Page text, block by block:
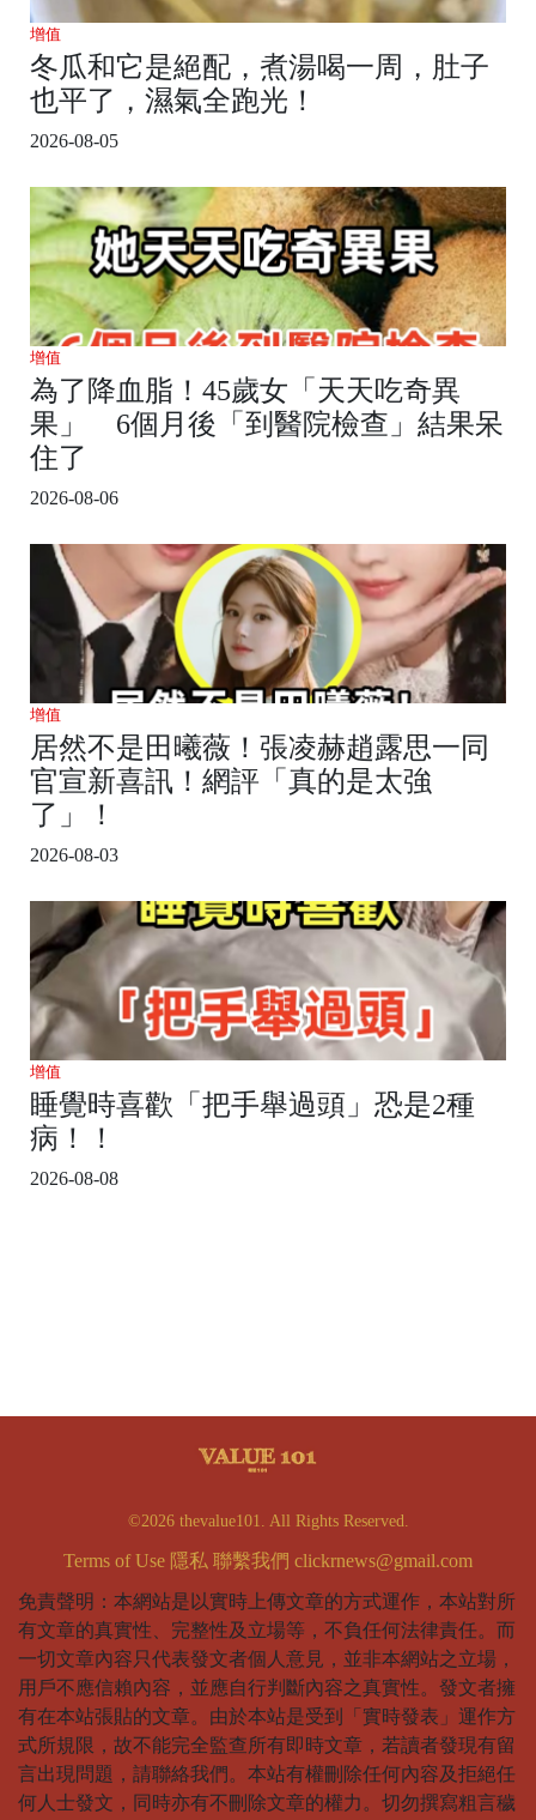
增值
冬瓜和它是絕配，煮湯喝一周，肚子
也平了，濕氣全跑光！
2026-08-05
增值
為了降血脂！45歲女「天天吃奇異
果」 6個月後「到醫院檢查」結果呆
住了
2026-08-06
增值
居然不是田曦薇！張凌赫趙露思一同
官宣新喜訊！網評「真的是太強
了」！
2026-08-03
增值
睡覺時喜歡「把手舉過頭」恐是2種
病！！
2026-08-08
©2026 thevalue101. All Rights Reserved.
Terms of Use 隱私 聯繫我們 clickrnews@gmail.com
免責聲明：本網站是以實時上傳文章的方式運作，本站對所
有文章的真實性、完整性及立場等，不負任何法律責任。而
一切文章內容只代表發文者個人意見，並非本網站之立場，
用戶不應信賴內容，並應自行判斷內容之真實性。發文者擁
有在本站張貼的文章。由於本站是受到「實時發表」運作方
式所規限，故不能完全監查所有即時文章，若讀者發現有留
言出現問題，請聯絡我們。本站有權刪除任何內容及拒絕任
何人士發文，同時亦有不刪除文章的權力。切勿撰寫粗言穢